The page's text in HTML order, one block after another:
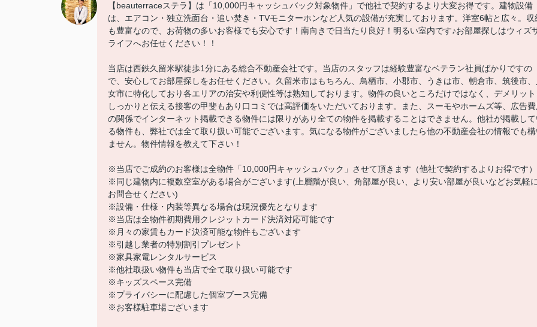
【beauterraceステラ】は「10,000円キャッシュバック対象物件」で他社で契約するより大変お得です。建物設備
は、エアコン・独立洗面台・追い焚き・TVモニターホンなど人気の設備が充実しております。洋室6帖と広々。収
も豊富なので、お荷物の多いお客様でも安心です！南向きで日当たり良好！明るい室内です♪お部屋探しはウィズ
ライフへお任せください！！
当店は西鉄久留米駅徒歩1分にある総合不動産会社です。当店のスタッフは経験豊富なベテラン社員ばかりですの
で、安心してお部屋探しをお任せください。久留米市はもちろん、鳥栖市、小郡市、うきは市、朝倉市、筑後市、
女市に特化しており各エリアの治安や利便性等は熟知しております。物件の良いところだけではなく、デメリット
しっかりと伝える接客の甲斐もあり口コミでは高評価をいただいております。また、スーモやホームズ等、広告費
の関係でインターネット掲載できる物件には限りがあり全ての物件を掲載することはできません。他社が掲載し
る物件も、弊社では全て取り扱い可能でございます。気になる物件がございましたら他の不動産会社の情報でも
ません。物件情報を教えて下さい！
※当店でご成約のお客様は全物件「10,000円キャッシュバック」させて頂きます（他社で契約するよりお得です）
※同じ建物内に複数空室がある場合がございます(上層階が良い、角部屋が良い、より安い部屋が良いなどお気軽に
お問合せください)
※設備・仕様・内装等異なる場合は現況優先となります
※当店は全物件初期費用クレジットカード決済対応可能です
※月々の家賃もカード決済可能な物件もございます
※引越し業者の特別割引プレゼント
※家具家電レンタルサービス
※他社取扱い物件も当店で全て取り扱い可能です
※キッズスペース完備
※プライバシーに配慮した個室ブース完備
※お客様駐車場ございます